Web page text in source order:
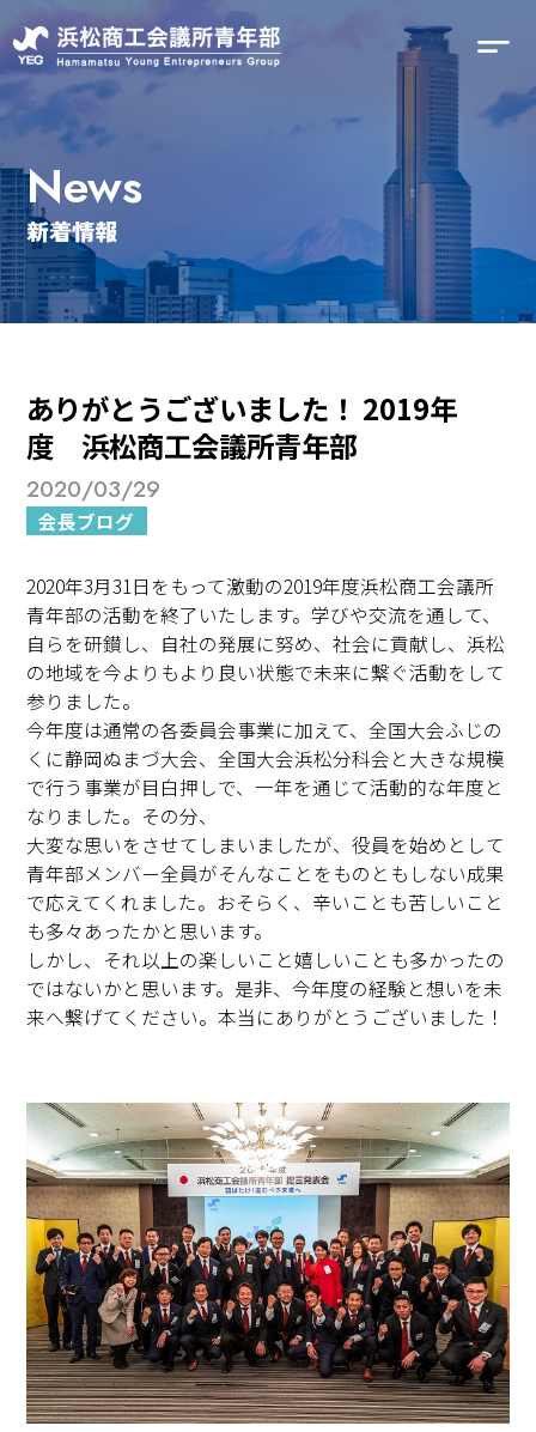
News
新着情報
ありがとうございました！ 2019年
度 浜松商工会議所青年部
2020/03/29
会長ブログ
2020年3月31日をもって激動の2019年度浜松商工会議所
青年部の活動を終了いたします。学びや交流を通して、
自らを研鑚し、自社の発展に努め、社会に貢献し、浜松
の地域を今よりもより良い状態で未来に繋ぐ活動をして
参りました。
今年度は通常の各委員会事業に加えて、全国大会ふじの
くに静岡ぬまづ大会、全国大会浜松分科会と大きな規模
で行う事業が目白押しで、一年を通じて活動的な年度と
なりました。その分、
大変な思いをさせてしまいましたが、役員を始めとして
青年部メンバー全員がそんなことをものともしない成果
で応えてくれました。おそらく、辛いことも苦しいこと
も多々あったかと思います。
しかし、それ以上の楽しいこと嬉しいことも多かったの
ではないかと思います。是非、今年度の経験と想いを未
来へ繋げてください。本当にありがとうございました！